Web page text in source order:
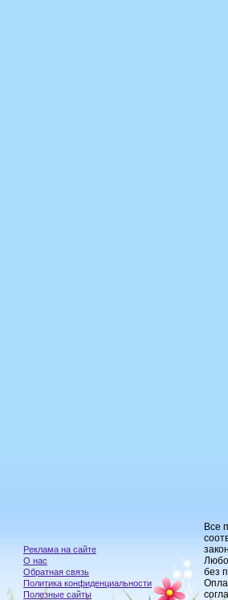
Реклама на сайте
О нас
Обратная связь
Политика конфиденциальности
Полезные сайты
Все
без